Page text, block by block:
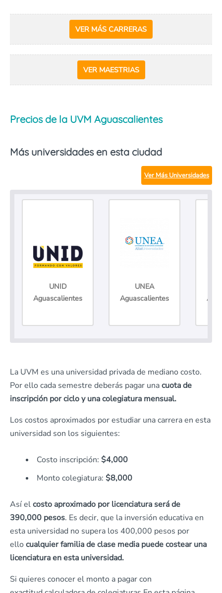
VER MÁS CARRERAS
VER MAESTRIAS
Precios de la UVM Aguascalientes
Más universidades en esta ciudad
Ver Más Universidades
UNID
Aguascalientes
UNEA
Aguascalientes
La UVM es una universidad privada de mediano costo.
Por ello cada semestre deberás pagar unacuota de
inscripción por ciclo y una colegiatura mensual.
Los costos aproximados por estudiar una carrera en esta
universidad son los siguientes:
Costo inscripción: $4,000
Monto colegiatura: $8,000
Así elcosto aproximado por licenciatura será de
390,000 pesos. Es decir, que la inversión educativa en
esta universidad no supera los 400,000 pesos por
ello cualquier familia de clase media puede costear una
licenciatura en esta universidad.
Si quieres conocer el monto a pagar con